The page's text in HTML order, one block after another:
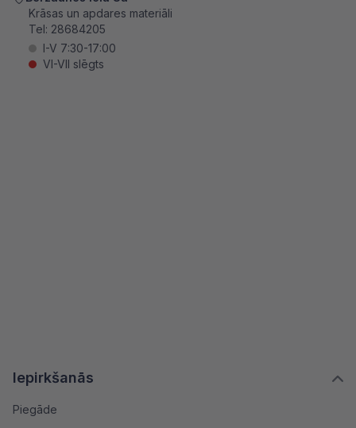
Iepirkšanās
Piegāde
Krāsas un apdares materiāli
Tel: 28684205
I-V 7:30-17:00
VI-VII slēgts